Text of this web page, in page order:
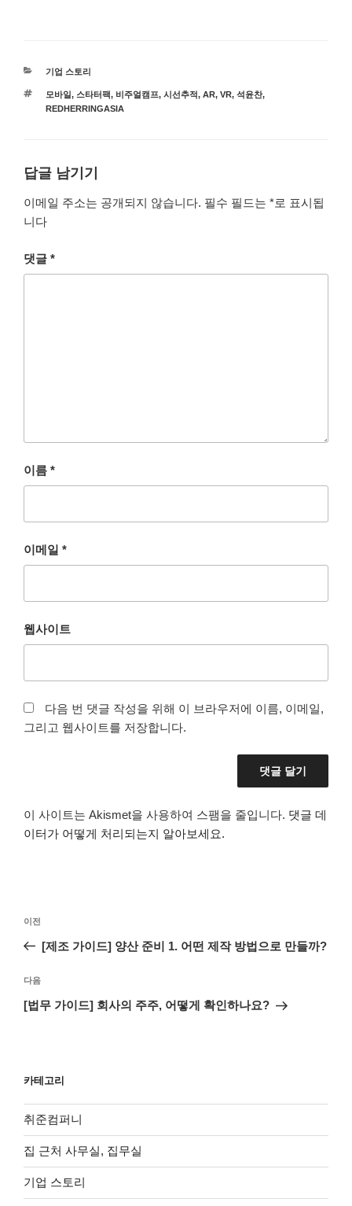
카
고
리
기업 스토리
태
그
모바일, 스타터팩, 비주얼캠프, 시선추적, AR, VR, 석윤찬,
REDHERRINGASIA
답글 남기기
이메일 주소는 공개되지 않습니다. 필수 필드는 *로 표시됩
니다
댓글 *
이름 *
이메일 *
웹사이트
다음 번 댓글 작성을 위해 이 브라우저에 이름, 이메일,
그리고 웹사이트를 저장합니다.
이 사이트는 Akismet을 사용하여 스팸을 줄입니다. 댓글 데
이터가 어떻게 처리되는지 알아보세요.
이
전
이전
[제조 가이드] 양산 준비 1. 어떤 제작 방법으로 만들까?
다
음
다음
[법무 가이드] 회사의 주주, 어떻게 확인하나요?
카테고리
취준컴퍼니
집 근처 사무실, 집무실
기업 스토리